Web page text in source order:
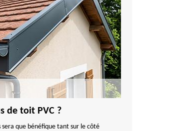
de toit PVC ?
sera que bénéfique tant sur le côté